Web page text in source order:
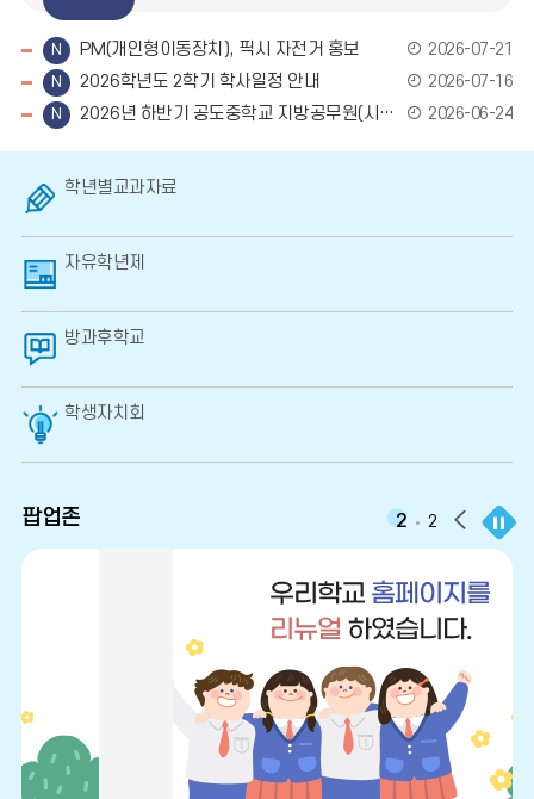
PM(개인형이동장치), 픽시 자전거 홍보 2026-07-21
2026학년도 2학기 학사일정 안내 2026-07-16
2026년 하반기 공도중학교 지방공무원(시설관리직) 대체근로자 채용 공고 2026-06-24
기
바로가기
학년별교과자료
자유학년제
방과후학교
학생자치회
팝업존 2 2
팝
업
존
이
전
팝
업
존
지